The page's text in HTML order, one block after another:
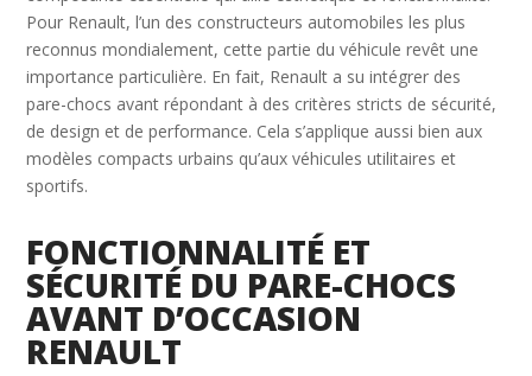
Pour Renault, l’un des constructeurs automobiles les plus
reconnus mondialement, cette partie du véhicule revêt une
importance particulière. En fait, Renault a su intégrer des
pare-chocs avant répondant à des critères stricts de sécurité,
de design et de performance. Cela s’applique aussi bien aux
modèles compacts urbains qu’aux véhicules utilitaires et
sportifs.
FONCTIONNALITÉ ET
SÉCURITÉ DU PARE-CHOCS
AVANT D’OCCASION
RENAULT